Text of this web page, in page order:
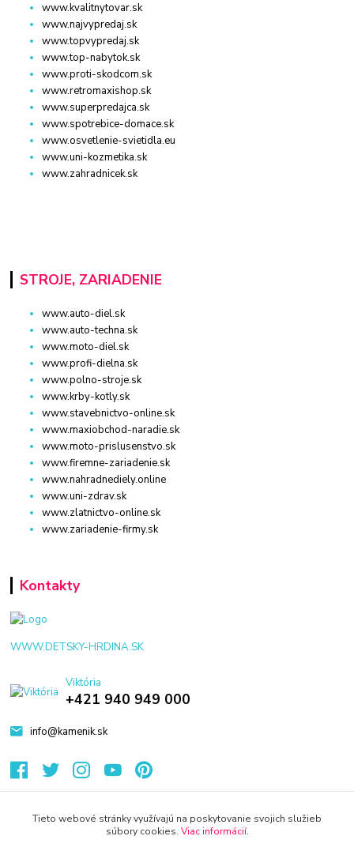
www.kvalitnytovar.sk
www.najvypredaj.sk
www.topvypredaj.sk
www.top-nabytok.sk
www.proti-skodcom.sk
www.retromaxishop.sk
www.superpredajca.sk
www.spotrebice-domace.sk
www.osvetlenie-svietidla.eu
www.uni-kozmetika.sk
www.zahradnicek.sk
STROJE, ZARIADENIE
www.auto-diel.sk
www.auto-techna.sk
www.moto-diel.sk
www.profi-dielna.sk
www.polno-stroje.sk
www.krby-kotly.sk
www.stavebnictvo-online.sk
www.maxiobchod-naradie.sk
www.moto-prislusenstvo.sk
www.firemne-zariadenie.sk
www.nahradnediely.online
www.uni-zdrav.sk
www.zlatnictvo-online.sk
www.zariadenie-firmy.sk
Kontakty
WWW.DETSKY-HRDINA.SK
Viktória
+421 940 949 000
info@kamenik.sk
Tieto webové stránky využívajú na poskytovanie svojich služieb
súbory cookies. Viac informácií.